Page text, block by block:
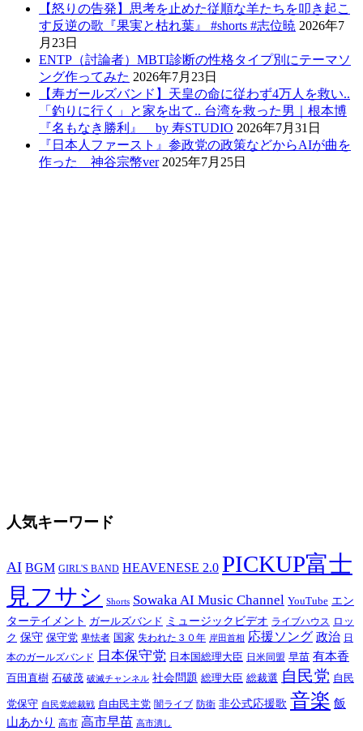
【怒りの告発】思考を止めた従順な羊たちを叩き起こ
す反逆の歌『果実と枯れ葉』 #shorts #志位暁 2026年7
月23日
ENTP（討論者）MBTI診断の性格タイプ別にテーマソ
ング作ってみた 2026年7月23日
【寿ガールズバンド】天皇の命に従わず4万人を救い..
「釣りに行く」と家を出て.. 台湾を救った男｜根本博
『名もなき勝利』 by 寿STUDIO 2026年7月31日
『日本人ファースト』参政党の政策などからAIが曲を
作った 神谷宗幣ver 2025年7月25日
人気キーワード
AI BGM GIRL'S BAND HEAVENESE 2.0 PICKUP富士
見フサシ Shorts Sowaka AI Music Channel YouTube エン
ターテイメント ガールズバンド ミュージックビデオ ライブハウス ロッ
ク 保守 保守党 卑怯者 国家 失われた３０年 岸田首相 応援ソング 政治 日
本のガールズバンド
日本保守党 日本国総理大臣 日米同盟 早苗 有本香
百田直樹 石破茂 破滅チャンネル 社会問題 総理大臣 総裁選 自民党 自民
党保守 自民党総裁戦 自由民主党 闇ライブ 防衛 非公式応援歌 音楽 飯
山あかり 高市 高市早苗 高市潰し